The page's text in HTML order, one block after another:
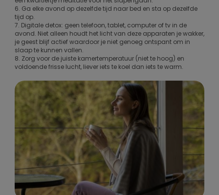
6. Ga elke avond op dezelfde tijd naar bed en sta op dezelfde
tijd op.
7. Digitale detox: geen telefoon, tablet, computer of tv in de
avond. Niet alleen houdt het licht van deze apparaten je wakker,
je geest blijf actief waardoor je niet genoeg ontspant om in
slaap te kunnen vallen.
8. Zorg voor de juiste kamertemperatuur (niet te hoog) en
voldoende frisse lucht, liever iets te koel dan iets te warm.